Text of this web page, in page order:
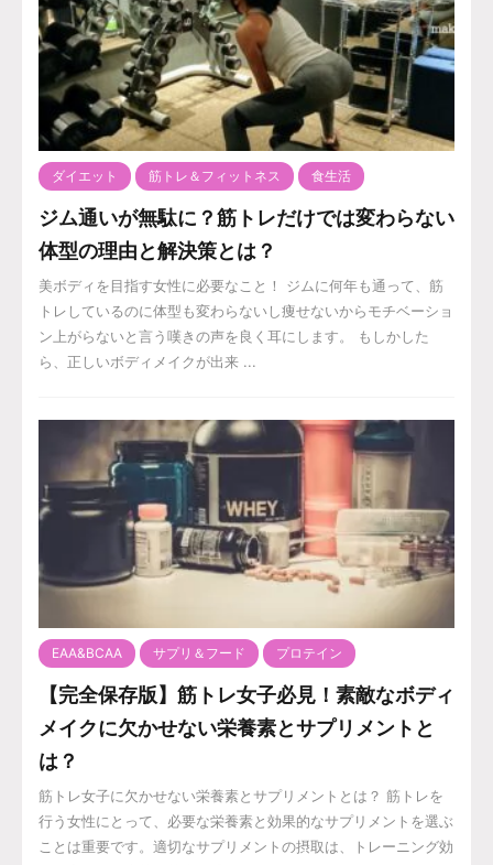
ダイエット 筋トレ＆フィットネス 食生活
ジム通いが無駄に？筋トレだけでは変わらない
体型の理由と解決策とは？
美ボディを目指す女性に必要なこと！ ジムに何年も通って、筋
トレしているのに体型も変わらないし痩せないからモチベーショ
ン上がらないと言う嘆きの声を良く耳にします。 もしかした
ら、正しいボディメイクが出来 ...
EAA&BCAA サプリ＆フード プロテイン
【完全保存版】筋トレ女子必見！素敵なボディ
メイクに欠かせない栄養素とサプリメントと
は？
筋トレ女子に欠かせない栄養素とサプリメントとは？ 筋トレを
行う女性にとって、必要な栄養素と効果的なサプリメントを選ぶ
ことは重要です。適切なサプリメントの摂取は、トレーニング効